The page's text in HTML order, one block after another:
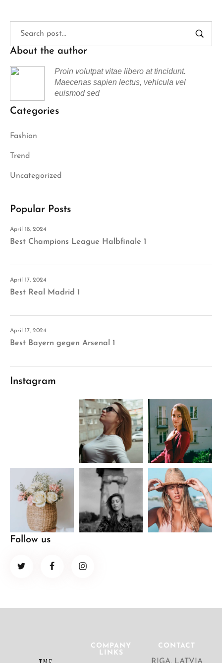
About the author
Proin volutpat vitae libero at tincidunt.
Maecenas sapien lectus, vehicula vel
euismod sed
Categories
Fashion
Trend
Uncategorized
Popular Posts
April 18, 2024
Best Champions League Halbfinale 1
April 17, 2024
Best Real Madrid 1
April 17, 2024
Best Bayern gegen Arsenal 1
Instagram
Follow us
COMPANY
LINKS
CONTACT
RIGA, LATVIA